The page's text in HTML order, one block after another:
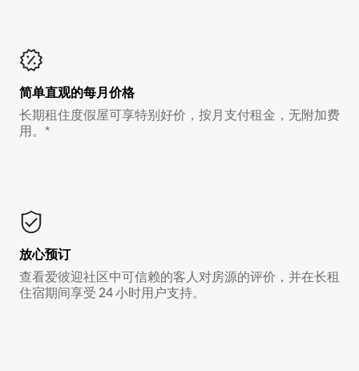
简单直观的每月价格
长期租住度假屋可享特别好价，按月支付租金，无附加费
用。*
放心预订
查看爱彼迎社区中可信赖的客人对房源的评价，并在长租
住宿期间享受 24 小时用户支持。